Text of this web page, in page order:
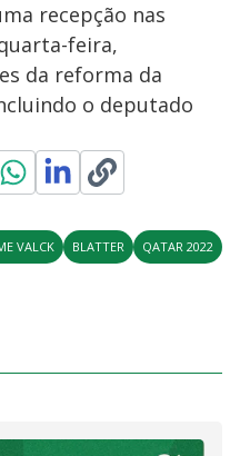
recepção nas
feira,
da reforma da
o deputado
VALCK BLATTER
QATAR 2022